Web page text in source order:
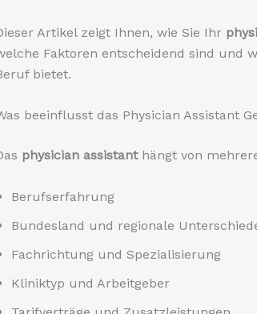
Artikel zeigt Ihnen, wie Sie Ihr
Faktoren entscheidend sind und
bietet.
beeinflusst das Physician Assistant
physician assistanthängt von
Berufserfahrung
Bundesland und regionale
Fachrichtung und Spezialisierung
Kliniktyp und Arbeitgeber